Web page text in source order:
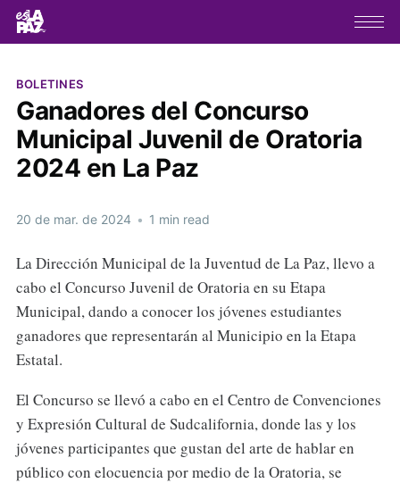
BOLETINES
Ganadores del Concurso
Municipal Juvenil de Oratoria
2024 en La Paz
20 de mar. de 2024 • 1 min read
La Dirección Municipal de la Juventud de La Paz, llevo a
cabo el Concurso Juvenil de Oratoria en su Etapa
Municipal, dando a conocer los jóvenes estudiantes
ganadores que representarán al Municipio en la Etapa
Estatal.
El Concurso se llevó a cabo en el Centro de Convenciones
y Expresión Cultural de Sudcalifornia, donde las y los
jóvenes participantes que gustan del arte de hablar en
público con elocuencia por medio de la Oratoria, se